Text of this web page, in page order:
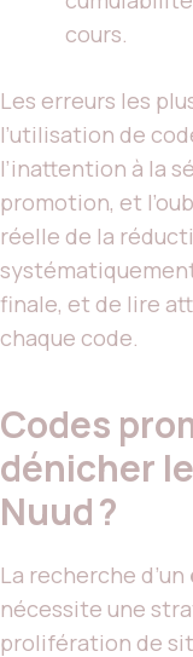
cours.
Les erreurs les
l’utilisation de
l’inattention à la
promotion, et
réelle de la
finale, et de lire
chaque code.
Codes
dénicher
Nuud ?
La recherche d’un
nécessite une
prolifération de